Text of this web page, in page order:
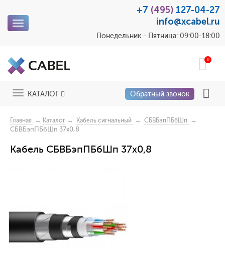
Toggle
+7 (495) 127-04-27
info@xcabel.ru
Понедельник - Пятница: 09:00-18:00
0
ToggleКАТАЛОГ Обратный звонок
Главная → Каталог → Кабель сигнальный → СБВБэпПБбШп
→
СБВБэпПБбШп 37х0,8
Кабель СБВБэпПБбШп 37х0,8